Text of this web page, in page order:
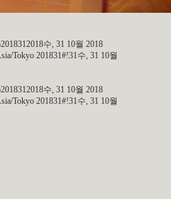
수, 31 10월 2018
Tokyo 201831#!31수, 31 10월
수, 31 10월 2018
Tokyo 201831#!31수, 31 10월